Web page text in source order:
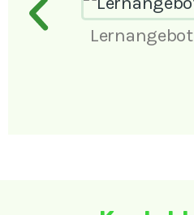
Lernangebot